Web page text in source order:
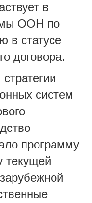
в
ООН по
в статусе
договора.
систем
программу
текущей